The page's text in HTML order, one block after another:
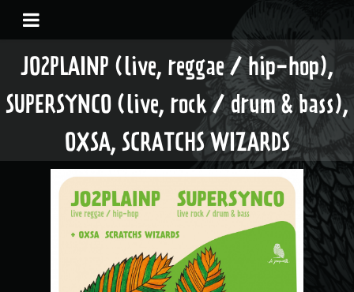
JO2PLAINP (live, reggae / hip-hop),
SUPERSYNCO (live, rock / drum & bass),
OXSA, SCRATCHS WIZARDS